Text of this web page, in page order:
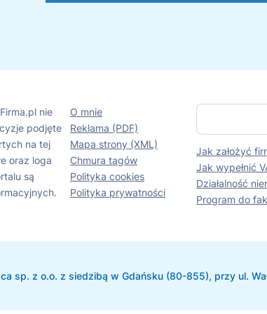
nie
podjęte
na tej
oraz loga
są
O mnie
Reklama (PDF)
Mapa strony (XML)
Chmura tagów
Polityka cookies
Polityka prywatności
S
k
a
j
Jak założyć
Jak wypełnić
Działalność
Program do
sp. z o.o. z siedzibą w Gdańsku (80-855), przy ul.